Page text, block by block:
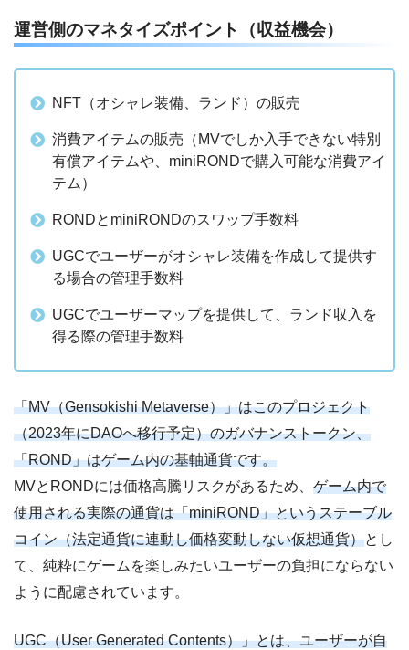
運営側のマネタイズポイント（収益機会）
NFT（オシャレ装備、ランド）の販売
消費アイテムの販売（MVでしか入手できない特別
有償アイテムや、miniRONDで購入可能な消費アイ
テム）
RONDとminiRONDのスワップ手数料
UGCでユーザーがオシャレ装備を作成して提供す
る場合の管理手数料
UGCでユーザーマップを提供して、ランド収入を
得る際の管理手数料
「MV（Gensokishi Metaverse）」はこのプロジェクト
（2023年にDAOへ移行予定）のガバナンストークン、
「ROND」はゲーム内の基軸通貨です。
MVとRONDには価格高騰リスクがあるため、 ゲーム内で
使用される実際の通貨は「miniROND」というステーブル
コイン（法定通貨に連動し価格変動しない仮想通貨）とし
て、純粋にゲームを楽しみたいユーザーの負担にならない
ように配慮されています。
UGC（User Generated Contents）」とは、ユーザーが自